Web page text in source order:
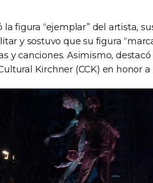
figura “ejemplar” del artista,
y sostuvo que su figura
y canciones. Asimismo,
Kirchner (CCK) en honor a